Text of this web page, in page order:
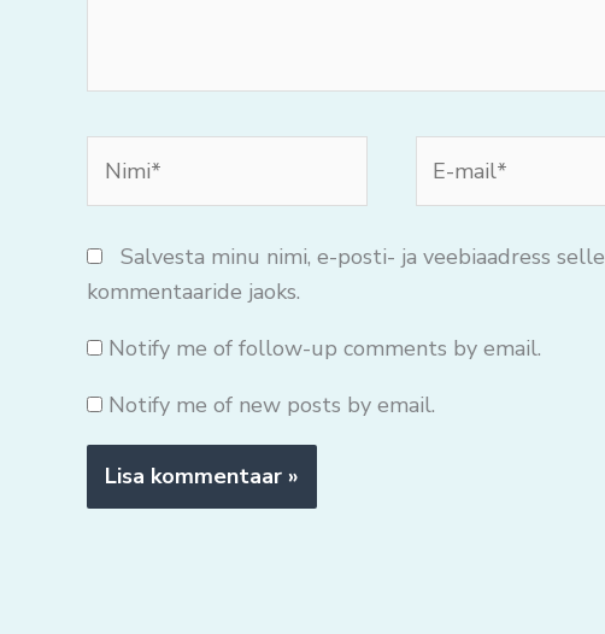
mail*
Salvesta minu nimi, e-posti- ja veebiaadress
kommentaaride jaoks.
Notify me of follow-up comments by email.
Notify me of new posts by email.